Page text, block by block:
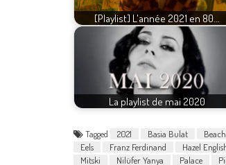
[Playlist] L'année 2021 en 80…
La playlist de mai 2020
Tagged 2021 Basia Bulat
Eels
Franz Ferdinand Hazel
Mitski
Nilüfer Yanya Palace